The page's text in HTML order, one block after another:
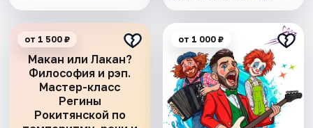
Макан или Лакан?
Философия и рэп.
Мастер-класс
Регины
Рокитянской по
от 1 500 ₽ от 1 000 ₽